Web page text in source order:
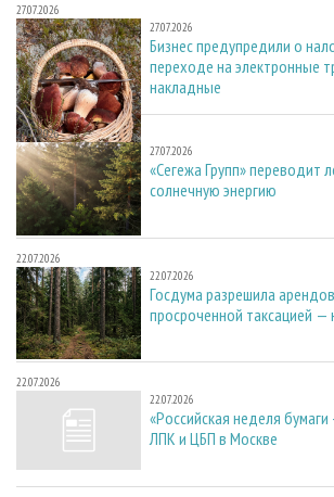
27.07.2026
27.07.2026
Бизнес предупредили о
переходе на электронные
накладные
27.07.2026
27.07.2026
«Сегежа Групп» переводит
солнечную энергию
22.07.2026
22.07.2026
Госдума разрешила
просроченной таксацией —
22.07.2026
22.07.2026
«Российская неделя
ЛПК и ЦБП в Москве